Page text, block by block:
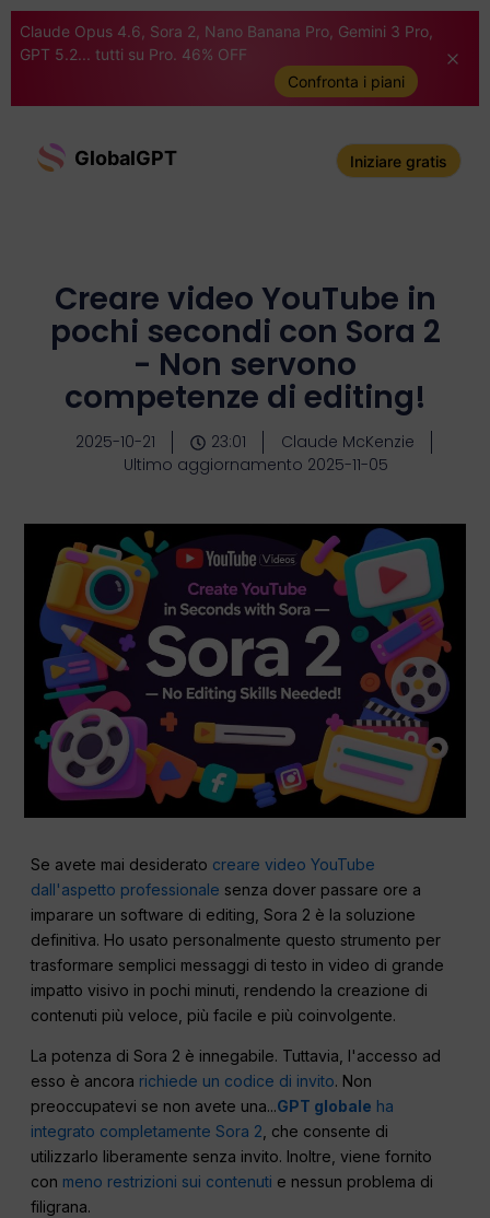
Claude Opus 4.6, Sora 2, Nano Banana Pro, Gemini 3 Pro,
GPT 5.2... tutti su Pro. 46% OFF
Confronta i piani
GlobalGPT Iniziare gratis
Creare video YouTube in
pochi secondi con Sora 2
- Non servono
competenze di editing!
2025-10-21 23:01
Claude McKenzie
Ultimo aggiornamento 2025-11-05
Se avete mai desiderato creare video YouTube
dall'aspetto professionale senza dover passare ore a
imparare un software di editing, Sora 2 è la soluzione
definitiva. Ho usato personalmente questo strumento per
trasformare semplici messaggi di testo in video di grande
impatto visivo in pochi minuti, rendendo la creazione di
contenuti più veloce, più facile e più coinvolgente.
La potenza di Sora 2 è innegabile. Tuttavia, l'accesso ad
esso è ancora richiede un codice di invito. Non
preoccupatevi se non avete una...GPT globale ha
integrato completamente Sora 2 , che consente di
utilizzarlo liberamente senza invito. Inoltre, viene fornito
con meno restrizioni sui contenuti e nessun problema di
filigrana.